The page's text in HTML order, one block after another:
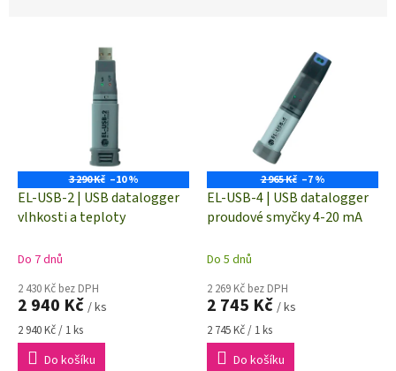
3 290 Kč –10 %
EL-USB-2 | USB datalogger
vlhkosti a teploty
Do 7 dnů
2 430 Kč bez DPH
2 940 Kč / ks
Měrná
cena:
2 940 Kč / 1 ks
Do košíku
2 965 Kč –7 %
EL-USB-4 | USB datalogger
proudové smyčky 4-20 mA
Do 5 dnů
2 269 Kč bez DPH
2 745 Kč / ks
Měrná
cena:
2 745 Kč / 1 ks
Do košíku